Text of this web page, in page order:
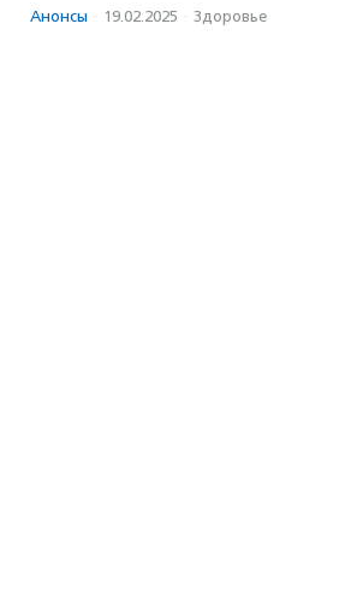
Анонсы · 19.02.2025 · Здоровье